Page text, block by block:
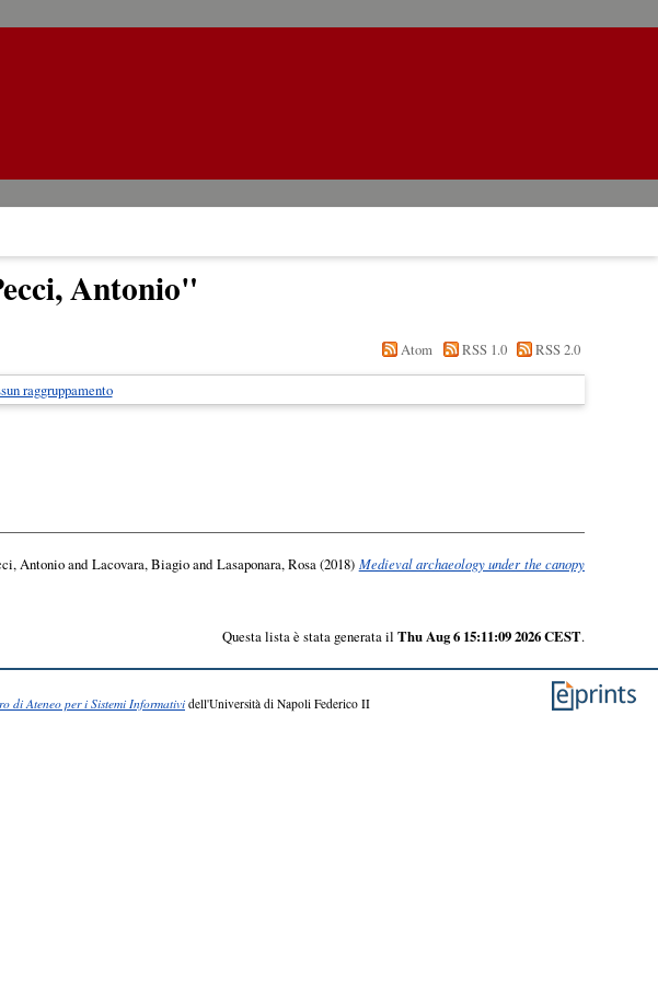
Antonio"
Atom RSS 1.0 RSS 2.0
raggruppamento
Antonioand Lacovara, Biagioand Lasaponara, Rosa(2018) Medieval archaeology under the canopy
Questa lista è stata generata il Thu Aug 6 15:11:09 2026 CEST.
di Ateneo per i Sistemi Informatividell'Università di Napoli Federico II